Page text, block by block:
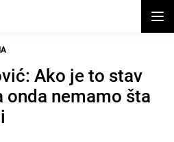
Ako je to stav
onda nemamo šta